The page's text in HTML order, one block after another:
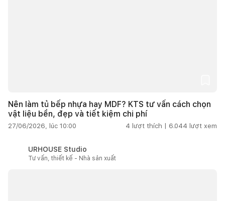
Nên làm tủ bếp nhựa hay MDF? KTS tư vấn cách chọn
vật liệu bền, đẹp và tiết kiệm chi phí
27/06/2026, lúc 10:00 4 lượt thích | 6.044 lượt xem
URHOUSE Studio
Tư vấn, thiết kế - Nhà sản xuất